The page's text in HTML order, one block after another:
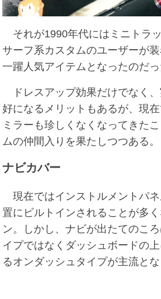
それが1990年代にはミニトラ
サーフ系カスタムのユーザーが装
一躍人気アイテムとなったのだっ
ドレスアップ効果だけでなく
好になるメリットもあるが、現
ミラーも珍しくなくなってきた
ムの仲間入りを果たしつつある。
ナビカバー
現在ではインストルメントパ
置にビルトインされることが多
ン。しかし、ナビが出たてのこ
イプではなくダッシュボードの
るオンダッシュタイプが主流とな